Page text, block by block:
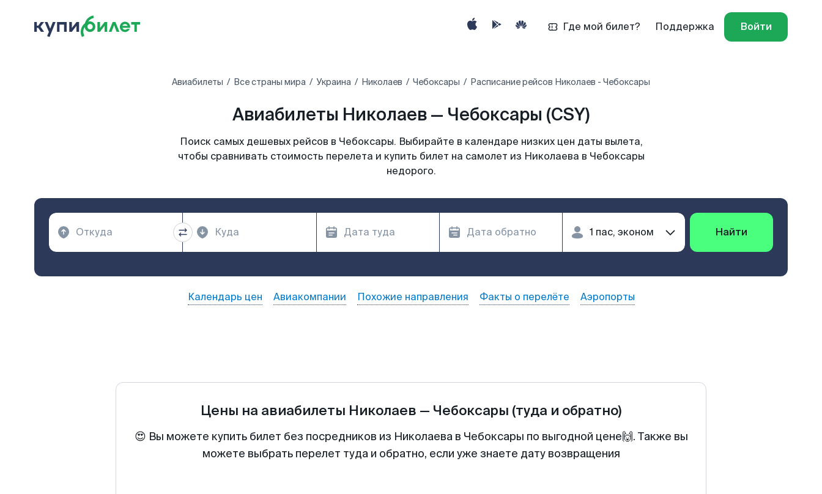
Где мой билет? Поддержка Войти
Авиабилеты Все страны мира Украина Николаев Чебоксары Расписание рейсов Николаев - Чебоксары
Авиабилеты Николаев — Чебоксары (CSY)
Поиск самых дешевых рейсов в Чебоксары. Выбирайте в календаре низких цен даты вылета,
чтобы сравнивать стоимость перелета и купить билет на самолет из Николаева в Чебоксары
недорого.
Найти
Календарь цен Авиакомпании Похожие направления Факты о перелёте Аэропорты
Цены на авиабилеты Николаев — Чебоксары (туда и обратно)
😍 Вы можете купить билет без посредников из Николаева в Чебоксары по выгодной цене🙌. Также вы
можете выбрать перелет туда и обратно, если уже знаете дату возвращения